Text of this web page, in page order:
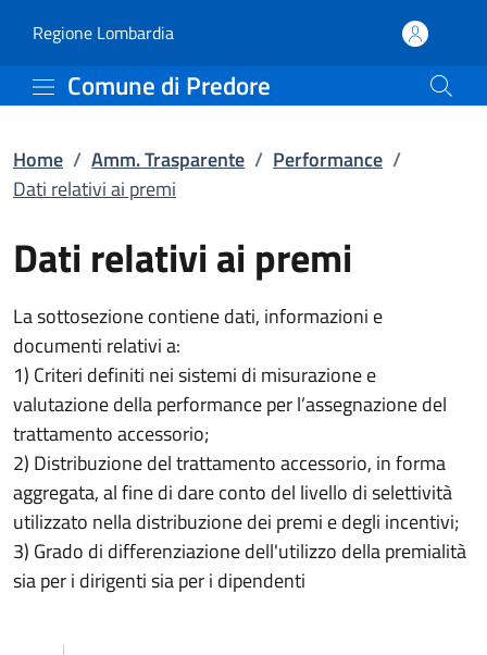
Dati relativi ai premi |
Regione Lombardia(apre in un'altra scheda).
Comune di Predore
Home / Amm. Trasparente / Performance /
Dati relativi ai premi
Dati relativi ai premi
La sottosezione contiene dati, informazioni e
documenti relativi a:
1) Criteri definiti nei sistemi di misurazione e
valutazione della performance per l’assegnazione del
trattamento accessorio;
2) Distribuzione del trattamento accessorio, in forma
aggregata, al fine di dare conto del livello di selettività
utilizzato nella distribuzione dei premi e degli incentivi;
3) Grado di differenziazione dell'utilizzo della premialità
sia per i dirigenti sia per i dipendenti